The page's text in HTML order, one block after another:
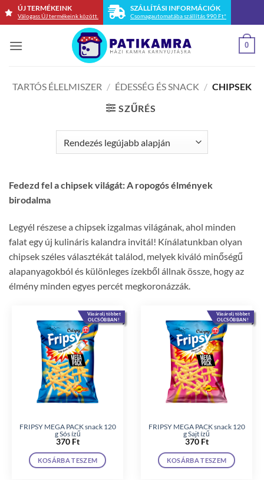
Skip
ÚJ TERMÉKEINK
Válogass ÚJ termékeink között.
SZÁLLÍTÁSI INFORMÁCIÓK
Csomagautomatába szállítás 990 Ft*
0
TARTÓS ÉLELMISZER / ÉDESSÉG ÉS SNACK / CHIPSEK
SZŰRÉS
Fedezd fel a chipsek világát: A ropogós élmények
birodalma
Legyél részese a chipsek izgalmas világának, ahol minden
falat egy új kulináris kalandra invitál! Kínálatunkban olyan
chipsek széles választékát találod, melyek kiváló minőségű
alapanyagokból és különleges ízekből állnak össze, hogy az
élmény minden egyes percét megkoronázzák.
Vásárolj többet
OLCSÓBBAN!
FRIPSY MEGA PACK snack 120
g Sós ízű
370 Ft
KOSÁRBA TESZEM
Vásárolj többet
OLCSÓBBAN!
FRIPSY MEGA PACK snack 120
g Sajt ízű
370 Ft
KOSÁRBA TESZEM